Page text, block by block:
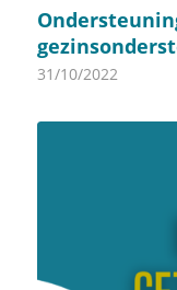
31/10/2022